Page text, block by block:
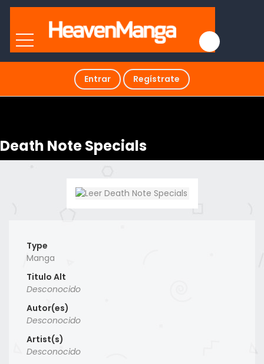
Entrar Regístrate
Death Note Specials
Type
Manga
Titulo Alt
Desconocido
Autor(es)
Desconocido
Artist(s)
Desconocido